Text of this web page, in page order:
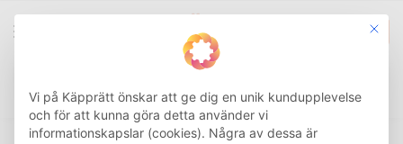
0
This
Vi på Käpprätt önskar att ge dig en unik kundupplevelse
och för att kunna göra detta använder vi
informationskapslar (cookies). Några av dessa är